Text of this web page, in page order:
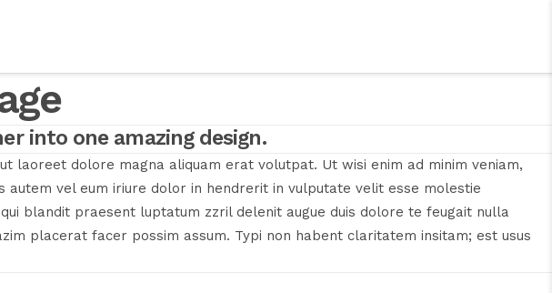
into one amazing design.
laoreet dolore magna aliquam erat volutpat. Ut wisi enim ad minim veniam,
vel eum iriure dolor in hendrerit in vulputate velit esse molestie
blandit praesent luptatum zzril delenit augue duis dolore te feugait nulla
placerat facer possim assum. Typi non habent claritatem insitam; est usus